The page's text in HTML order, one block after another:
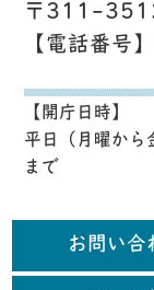
〒311-
【電話番
【開庁日時】
平日（月曜か
まで
お問い合